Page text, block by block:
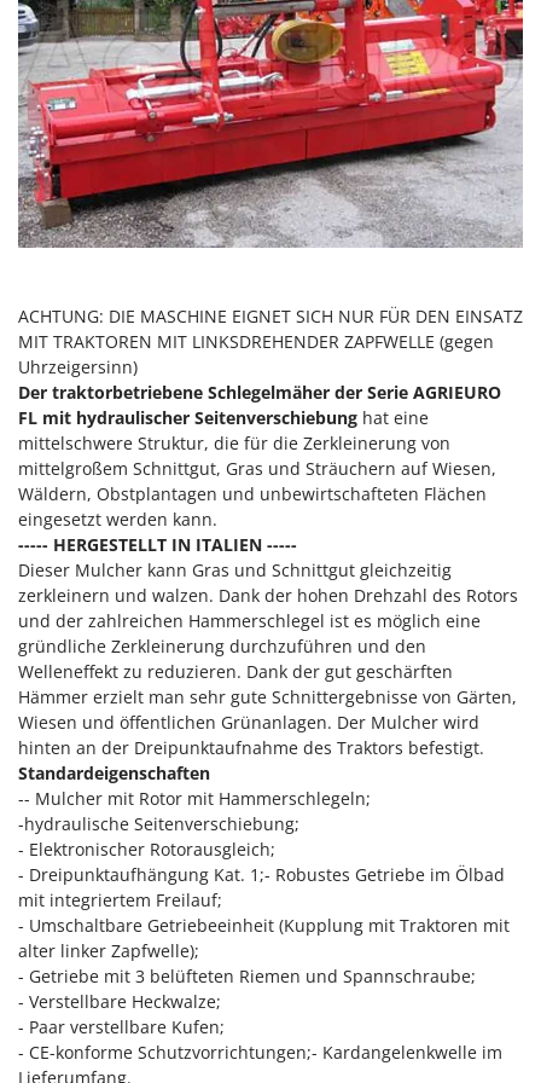
Heckenscheren
Heißluftfritteusen
Heizkanonen und Elektroheizer
Hochdruckreiniger
Hochgrasmäher
Holzbacköfen Außenbereich für Pizza und Braten
Holzspalter
K
Kabelpflüge für die Drainage
Kartoffellegemaschine für Traktoren
Kartoffelroder für Traktoren
Kehrmaschinen
Kettensägen
Kippbare Heckschaufeln für Traktoren
Klimaanlagen – Klimageräte
Knetmaschinen
Knochensägen
Kompressoren - elektrisch
Kompressoren für Ernte und Baumschnitt
Kreiseleggen
Küchenreiben - elektrisch
Kükenaufzuchtboxen
L
Laderampe aus Aluminium
Laubsauger - Laubbläser
Laubsauger auf Rädern
Luftentfeuchter
Luftkühler
Comet
Cresco
Cruccolini
CTEK
D
Dal Degan
DCG
DeWalt
Di Martino
Diavola Pro
Diesse
Docma
Dominion
Dreame
E
Echo
EcoFlow
Edilmark
Effeuno
Einhell
Elegen
Energy Gruppi
Enotecnica Pillan
Eschenfelder
EuroMech
Eurosystems
F
FAC
Fama Industrie
ACHTUNG: DIE MASCHINE EIGNET SICH NUR FÜR DEN EINSATZ
MIT TRAKTOREN MIT LINKSDREHENDER ZAPFWELLE (gegen
Uhrzeigersinn)
Der traktorbetriebene Schlegelmäher der Serie AGRIEURO
FL mit hydraulischer Seitenverschiebung hat eine
mittelschwere Struktur, die für die Zerkleinerung von
mittelgroßem Schnittgut, Gras und Sträuchern auf Wiesen,
Wäldern, Obstplantagen und unbewirtschafteten Flächen
eingesetzt werden kann.
----- HERGESTELLT IN ITALIEN -----
Dieser Mulcher kann Gras und Schnittgut gleichzeitig
zerkleinern und walzen. Dank der hohen Drehzahl des Rotors
und der zahlreichen Hammerschlegel ist es möglich eine
gründliche Zerkleinerung durchzuführen und den
Welleneffekt zu reduzieren. Dank der gut geschärften
Hämmer erzielt man sehr gute Schnittergebnisse von Gärten,
Wiesen und öffentlichen Grünanlagen. Der Mulcher wird
hinten an der Dreipunktaufnahme des Traktors befestigt.
Standardeigenschaften
-- Mulcher mit Rotor mit Hammerschlegeln;
-hydraulische Seitenverschiebung;
- Elektronischer Rotorausgleich;
- Dreipunktaufhängung Kat. 1;- Robustes Getriebe im Ölbad
mit integriertem Freilauf;
- Umschaltbare Getriebeeinheit (Kupplung mit Traktoren mit
alter linker Zapfwelle);
- Getriebe mit 3 belüfteten Riemen und Spannschraube;
- Verstellbare Heckwalze;
- Paar verstellbare Kufen;
- CE-konforme Schutzvorrichtungen;- Kardangelenkwelle im
Lieferumfang.